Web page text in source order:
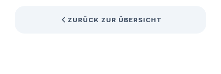
ZURÜCK ZUR ÜBERSICHT